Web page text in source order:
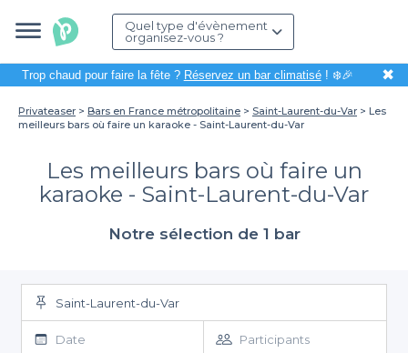
Quel type d'évènement
organisez-vous ?
Trop chaud pour faire la fête ? Réservez un bar climatisé! ❄️🎉 ✖
Privateaser Bars en France métropolitaine Saint-Laurent-du-Var
Les
meilleurs bars où faire un karaoke - Saint-Laurent-du-Var
Les meilleurs bars où faire un
karaoke - Saint-Laurent-du-Var
Notre sélection de 1 bar
Saint-Laurent-du-Var
Date Participants